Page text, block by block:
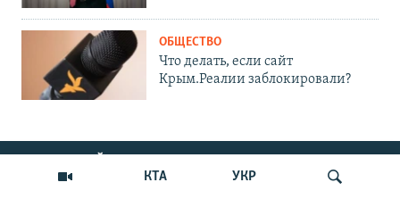
КТА УКР
ОБЩЕСТВО
Что делать, если сайт
Крым.Реалии заблокировали?